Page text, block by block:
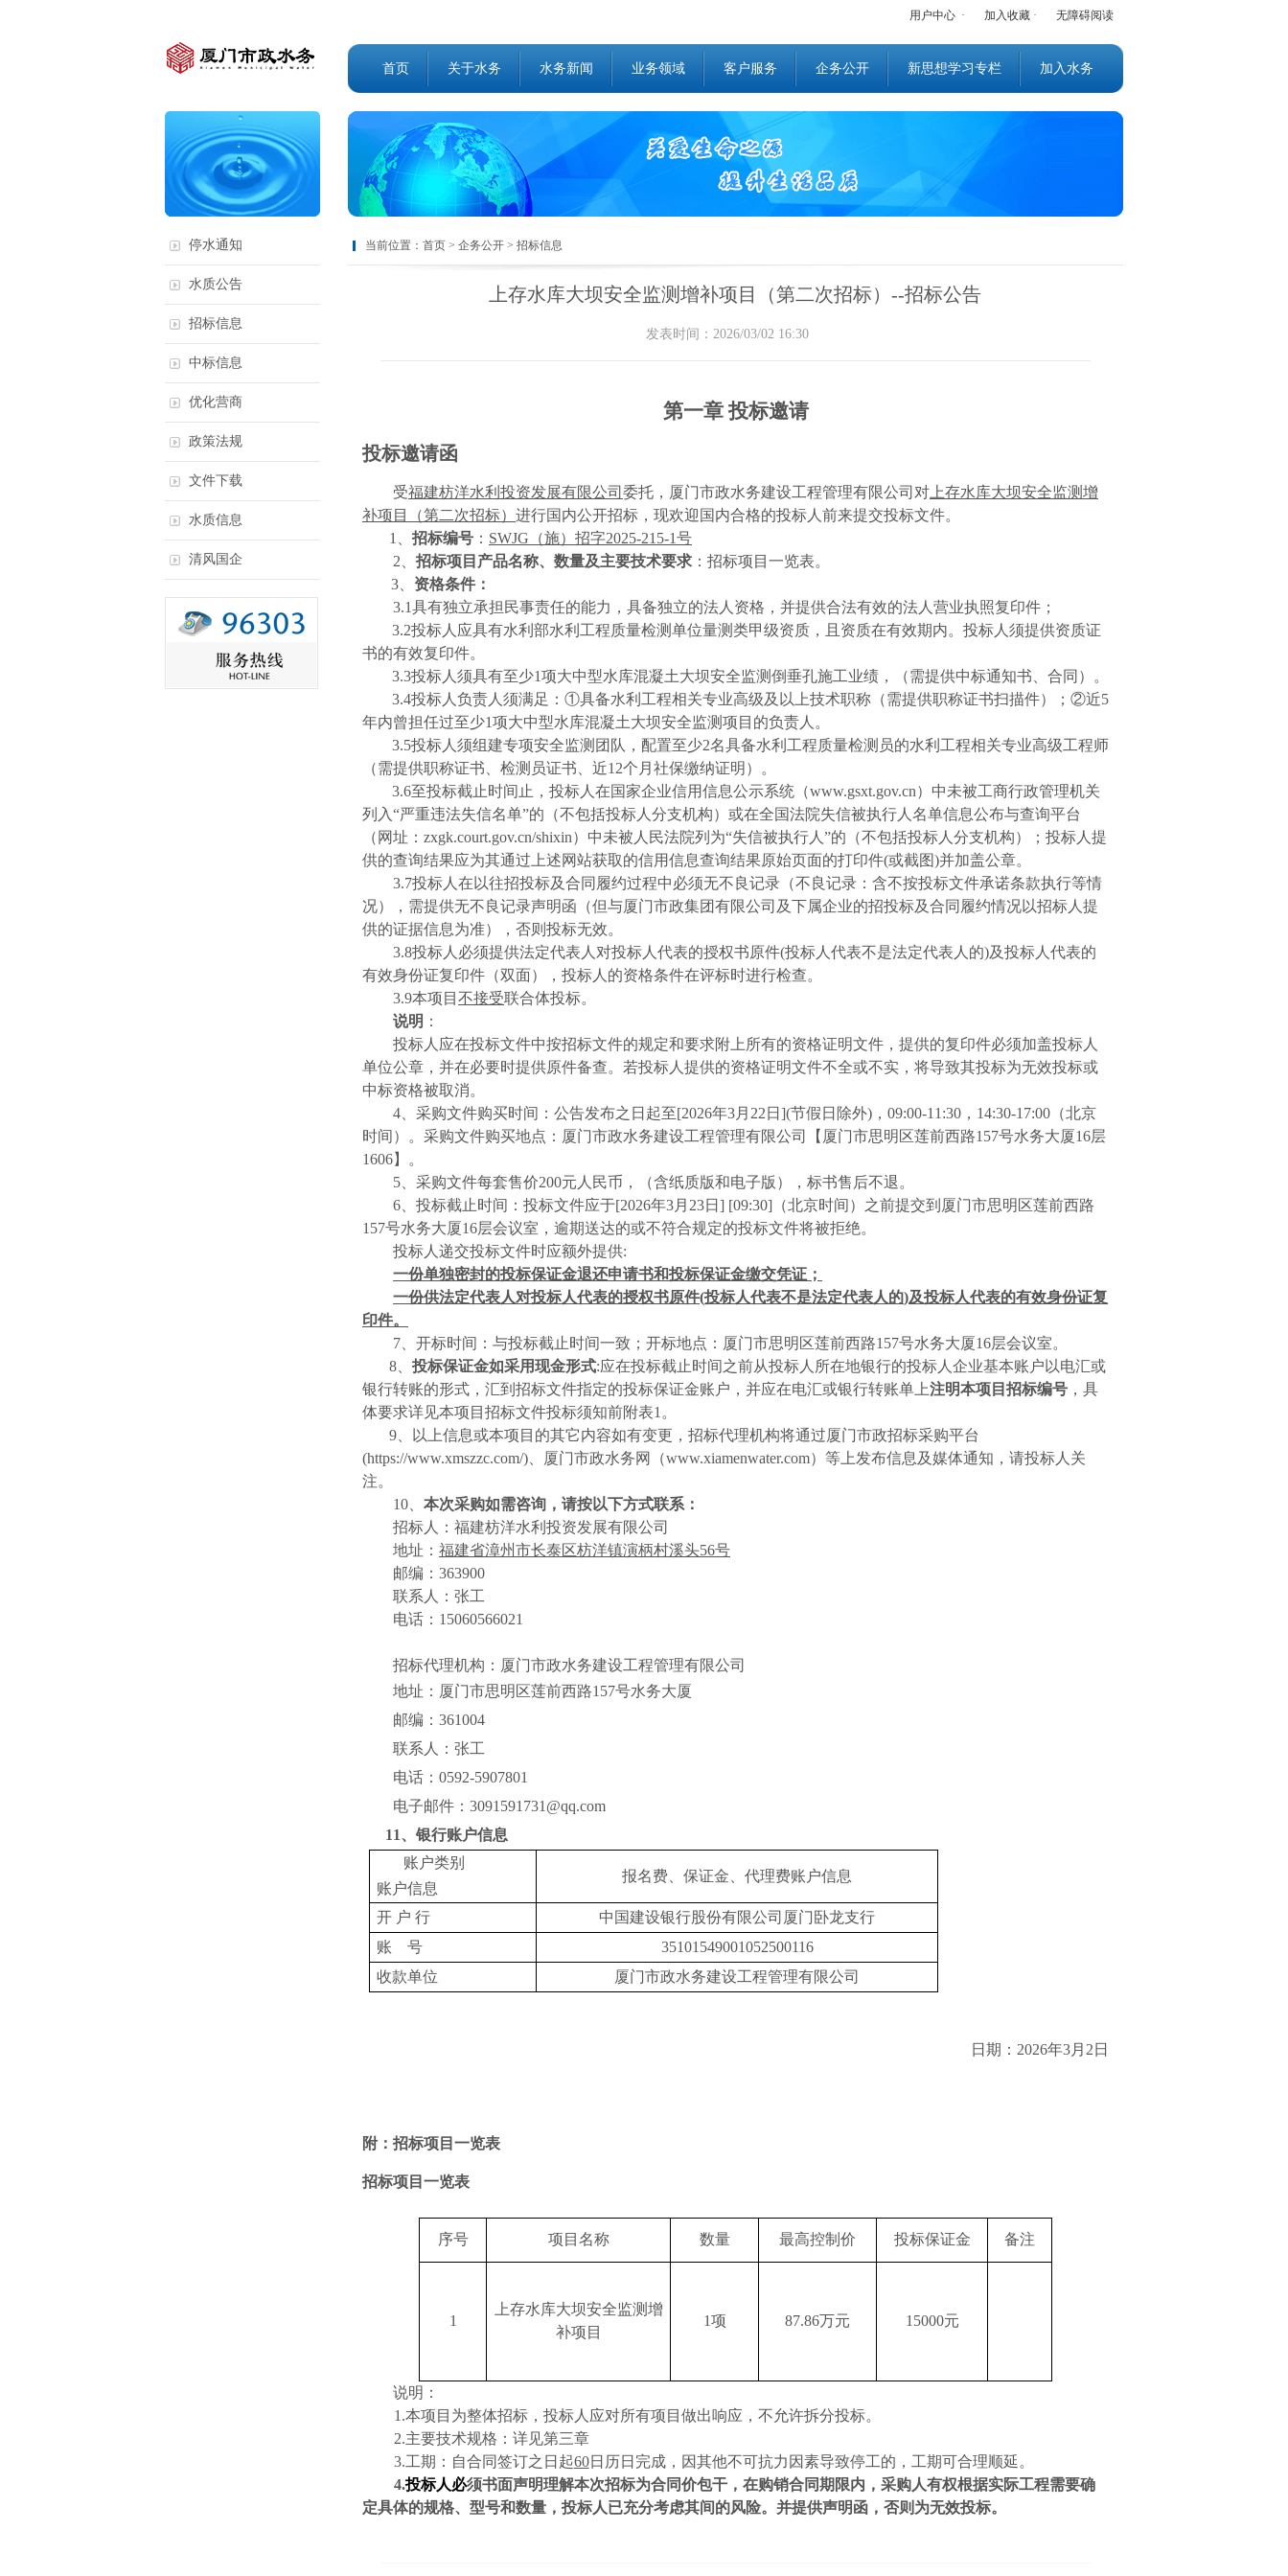
用户中心 · 加入收藏 · 无障碍阅读
首页 关于水务 水务新闻 业务领域 客户服务 企务公开 新思想学习专栏 加入水务
停水通知
水质公告
招标信息
中标信息
优化营商
政策法规
文件下载
水质信息
清风国企
当前位置： 首页 > 企务公开 > 招标信息
上存水库大坝安全监测增补项目（第二次招标）--招标公告
发表时间：2026/03/02 16:30
第一章 投标邀请
投标邀请函
受福建枋洋水利投资发展有限公司 委托，厦门市政水务建设工程管理有限公司对 上存水库大坝安全监测增
补项目（第二次招标） 进行国内公开招标，现欢迎国内合格的投标人前来提交投标文件。
1、 招标编号 ： SWJG （施）招字2025-215-1号
2
招标项目产品名称、数量及主要技术要求 ：招标项目一览表。
3、 资格条件：
3.1具有独立承担民事责任的能力，具备独立的法人资格，并提供合法有效的法人营业执照复印件；
3.2投标人应具有水利部水利工程质量检测单位量测类甲级资质，且资质在有效期内。投标人 须提供资质证
书的有效复印件。
3.3投标人须具有至少1项大中型水库混凝土大坝安全监测倒垂孔施工业绩，（需提供中标通知书、合同）。
3.4投标人负责人须满足：①具备水利工程相关专业高级及以上技术职称（需提供职称证书扫描件）；②近5
年内曾担任过至少1项大中型水库混凝土大坝安全监测项目的负责人。
3.5投标人须组建专项安全监测团队，配置至少2名具备水利工程质量检测员的水利工程相关专业高级工程师
（需提供职称证书、检测员证书、近12个月社保缴纳证明）。
3.6至投标截止时间止，投标人在国家企业信用信息公示系统（www.gsxt.gov.cn）中未被工商行政管理机关
列入“严重违法失信名单”的（不包括投标人分支机构）或在全国法院失信被执行人名单信息公布与查询平台
（网址： zxgk.court.gov.cn/shixin）中未被人民法院列为“失信被执行人”的（不包括投标人分支机构）；投标人提
供的查询结果应为其通过上述网站获取的信用信息查询结果原始页面的打印件(或截图)并加盖公章。
3.7投标人在以往招投标及合同履约过程中必须无不良记录（不良记录：含不按投标文件承诺条款执行等情
况），需提供无不良记录声明函（但与厦门市政集团有限公司及下属企业的招投标及合同履约情况以招标人提
供的证据信息为准），否则投标无效。
3.8投标人必须提供法定代表人对投标人代表的授权书原件(投标人代表不是法定代表人的)及投标人代表的
有效身份证复印件（双面），投标人的资格条件在评标时进行检查。
3.9本项目 不接受联合体投标。
说明 ：
投标人应在投标文件中按招标文件的规定和要求附上所有的资格证明文件，提供的复印件必须加盖投标人
单位公章，并在必要时提供原件备查。若投标人提供的资格证明文件不全或不实，将导致其投标为无效投标或
中标资格被取消。
4 、采购文件购买时间：公告发布之日起至[2026年3月 22 日 ](节假日除外) ， 09:00-11:30 ， 14:30-17:00 （北京
时间）。采购文件购买地点：厦门市政水务建设工程管理有限公司【厦门市思明区莲前西路157号水务大厦16层
1606】。
5 、采购文件每套售价200元人民币，（含纸质版和电子版），标书售后不退。
6 、投标截止时间：投标文件应于[2026年3月 23日 ] [09:30] （北京时间）之前提交到厦门市思明区莲前西路
157号水务大厦16层会议室，逾期送达的或不符合规定的投标文件将被拒绝。
投标人递交投标文件时应额外提供:
一份单独密封的投标保证金退还申请书和投标保证金缴交凭证；
一份供法定代表人对投标人代表的授权书原件(投标人代表不是法定代表人的)及投标人代表的有效身份证复
印件。
7 、开标时间：与投标截止时间一致；开标地点：厦门市思明区莲前西路157号水务大厦16层会议室。
8
投标保证金如采用现金形式:应在投标截止时间之前从投标人所在地银行的投标人企业基本账户以电汇或
银行转账的形式，汇到招标文件指定的投标保证金账户，并应在电汇或银行转账单上注明本项目招标编号 ，具
体要求详见本项目招标文件投标须知前附表1 。
9 、以上信息或本项目的其它内容如有变更，招标代理机构将通过厦门市政招标采购平台
(https://www.xmszzc.com/) 、厦门市政水务网（www.xiamenwater.com）等上发布信息及媒体通知，请投标人关
注。
10
本次采购如需咨询，请按以下方式联系：
招标人：福建枋洋水利投资发展有限公司
地址： 福建省漳州市长泰区枋洋镇演柄村溪头56号
邮编： 363900
联系人：张工
电话： 15060566021
招标代理机构：厦门市政水务建设工程管理有限公司
地址：厦门市思明区莲前西路157号水务大厦
邮编： 361004
联系人：张工
电话： 0592-5907801
电子邮件： 3091591731@qq.com
11、银行账户信息
账户类别
账户信息
报名费、保证金、代理费账户信息
开 户 行
中国建设银行股份有限公司厦门卧龙支行
账
号
35101549001052500116
收款单位
厦门市政水务建设工程管理有限公司
日期： 2026年3月 2 日
附：招标项目一览表
招标项目一览表
序号 项目名称 数量 最高控制价 投标保证金 备注
1
上存水库大坝安全监测增
补项目
1项 87.86万元 15000元
说明：
1.本项目为整体招标，投标人应对所有项目做出响应，不允许拆分投标。
2.主要技术规格：详见第三章
3.工期 ： 自合同签订之日起60日历日完成，因其他不可抗力因素导致停工的，工期可合理顺延。
4.投标人必须书面声明理解本次招标为合同价包干，在购销合同期限内，采购人有权根据实际工程需要确
定具体的规格、型号和数量，投标人已充分考虑其间的风险。并提供声明函，否则为无效投标。